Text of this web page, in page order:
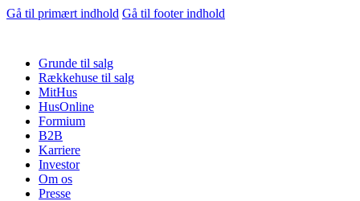
Gå til primært indhold Gå til footer indhold
Grunde til salg
Rækkehuse til salg
MitHus
HusOnline
Formium
B2B
Karriere
Investor
Om os
Presse